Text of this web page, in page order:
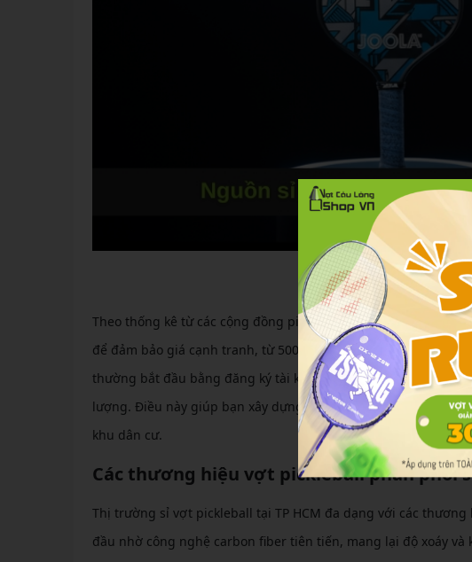
Nguồn sỉ vợt pickleball
Theo thống kê từ các cộng đồng pickleball địa phương, hơn
để đảm bảo giá cạnh tranh, từ 500.000 VNĐ/cây cho mẫu cơ
thường bắt đầu bằng đăng ký tài khoản đại lý, kiểm tra mẫu
lượng. Điều này giúp bạn xây dựng mạng lưới phân phối ổn
khu dân cư.
Các thương hiệu vợt pickleball phân phối
Thị trường sỉ vợt pickleball tại TP HCM đa dạng với các
đầu nhờ công nghệ carbon fiber tiên tiến, mang lại độ xoáy